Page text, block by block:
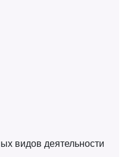
видов деятельности